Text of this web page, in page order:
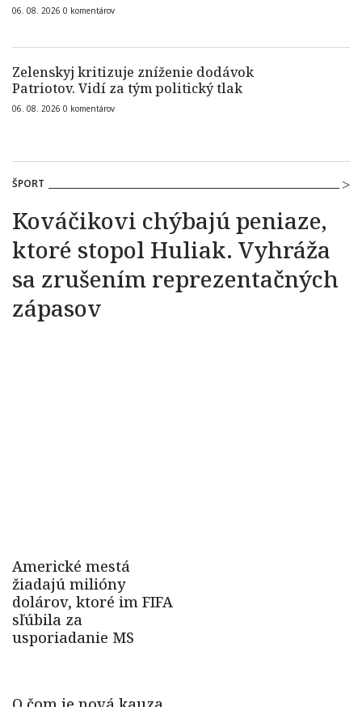
06. 08. 2026 0 komentárov
Zelenskyj kritizuje zníženie dodávok
Patriotov. Vidí za tým politický tlak
06. 08. 2026 0 komentárov
ŠPORT